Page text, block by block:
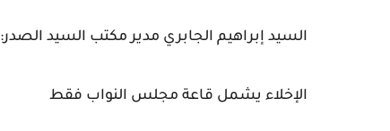
‏السيد إبراهيم الجابري مدير مكتب السيد الصدر:
الإخلاء يشمل قاعة مجلس النواب فقط